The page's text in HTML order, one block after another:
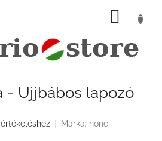
KOSÁR
- Ujjbábos lapozó
Márka: none